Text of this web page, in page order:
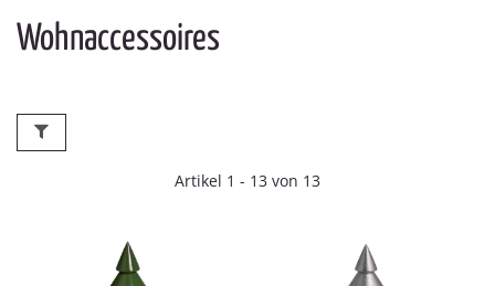
Wohnaccessoires
Artikel 1 - 13 von 13